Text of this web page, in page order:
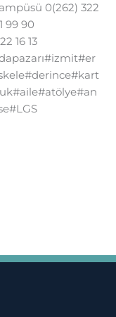
0(262) 322
99 90
16 13